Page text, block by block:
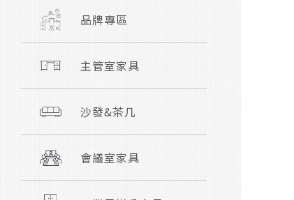
品牌專區
主管室家具
沙發&茶几
會議室家具